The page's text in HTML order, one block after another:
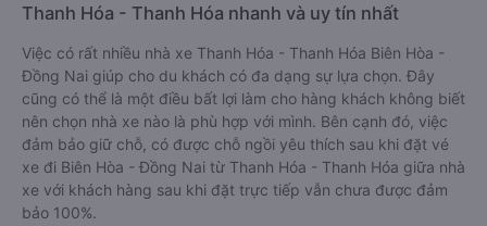
Thanh Hóa - Thanh Hóa nhanh và uy tín nhất
Việc có rất nhiều nhà xe Thanh Hóa - Thanh Hóa Biên Hòa -
Đồng Nai giúp cho du khách có đa dạng sự lựa chọn. Đây
cũng có thể là một điều bất lợi làm cho hàng khách không biết
nên chọn nhà xe nào là phù hợp với mình. Bên cạnh đó, việc
đảm bảo giữ chỗ, có được chỗ ngồi yêu thích sau khi đặt vé
xe đi Biên Hòa - Đồng Nai từ Thanh Hóa - Thanh Hóa giữa nhà
xe với khách hàng sau khi đặt trực tiếp vẫn chưa được đảm
bảo 100%.